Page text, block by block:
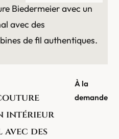
intérieur
des
À la
demande